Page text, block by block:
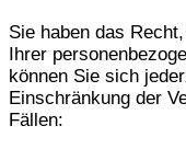
Sie haben das
Ihrer
können Sie sich
Einschränkung der
Fällen: